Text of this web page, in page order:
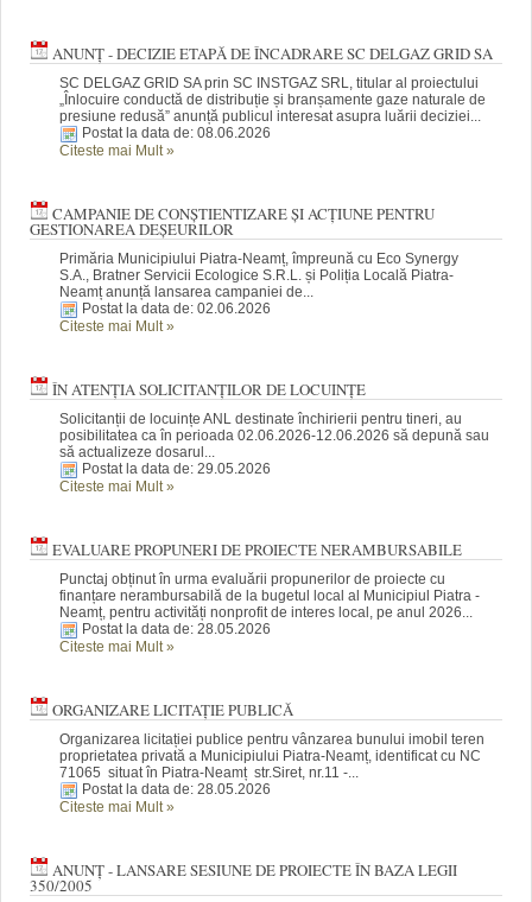
ANUNȚ - DECIZIE ETAPĂ DE ÎNCADRARE SC DELGAZ GRID SA
SC DELGAZ GRID SA prin SC INSTGAZ SRL, titular al proiectului
„Înlocuire conductă de distribuție și branșamente gaze naturale de
presiune redusă” anunță publicul interesat asupra luării deciziei...
Postat la data de: 08.06.2026
Citeste mai Mult »
CAMPANIE DE CONȘTIENTIZARE ȘI ACȚIUNE PENTRU
GESTIONAREA DEȘEURILOR
Primăria Municipiului Piatra-Neamț, împreună cu Eco Synergy
S.A., Bratner Servicii Ecologice S.R.L. și Poliția Locală Piatra-
Neamț anunță lansarea campaniei de...
Postat la data de: 02.06.2026
Citeste mai Mult»
ÎN ATENȚIA SOLICITANȚILOR DE LOCUINȚE
Solicitanții de locuințe ANL destinate închirierii pentru tineri, au
posibilitatea ca în perioada 02.06.2026-12.06.2026 să depună sau
să actualizeze dosarul...
Postat la data de: 29.05.2026
Citeste mai Mult»
EVALUARE PROPUNERI DE PROIECTE NERAMBURSABILE
Punctaj obținut în urma evaluării propunerilor de proiecte cu
finanțare nerambursabilă de la bugetul local al Municipiul Piatra -
Neamț, pentru activități nonprofit de interes local, pe anul 2026...
Postat la data de: 28.05.2026
Citeste mai Mult»
ORGANIZARE LICITAȚIE PUBLICĂ
Organizarea licitației publice pentru vânzarea bunului imobil teren
proprietatea privată a Municipiului Piatra-Neamț, identificat cu NC
71065 situat în Piatra-Neamț str.Siret, nr.11 -...
Postat la data de: 28.05.2026
Citeste mai Mult»
ANUNȚ - LANSARE SESIUNE DE PROIECTE ÎN BAZA LEGII
350/2005